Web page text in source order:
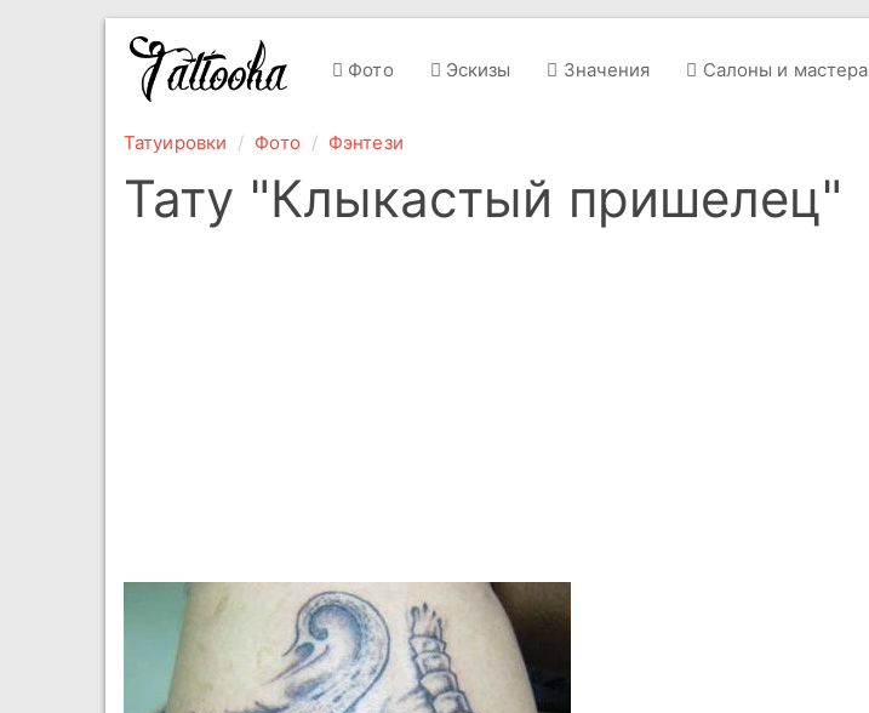
Фото Эскизы Значения Салоны и мастера
Татуировки Фото Фэнтези
Тату "Клыкастый пришелец"